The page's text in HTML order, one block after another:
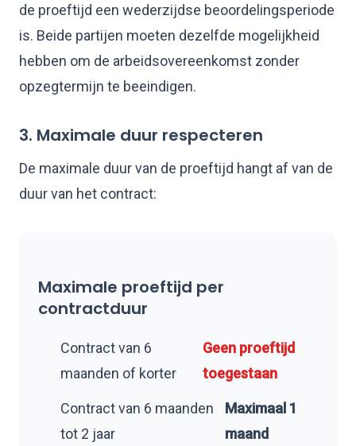
de proeftijd een wederzijdse beoordelingsperiode
is. Beide partijen moeten dezelfde mogelijkheid
hebben om de arbeidsovereenkomst zonder
opzegtermijn te beeindigen.
3. Maximale duur respecteren
De maximale duur van de proeftijd hangt af van de
duur van het contract:
Maximale proeftijd per
contractduur
Contract van 6
maanden of korter
Geen proeftijd
toegestaan
Contract van 6 maanden
tot 2 jaar
Maximaal 1
maand